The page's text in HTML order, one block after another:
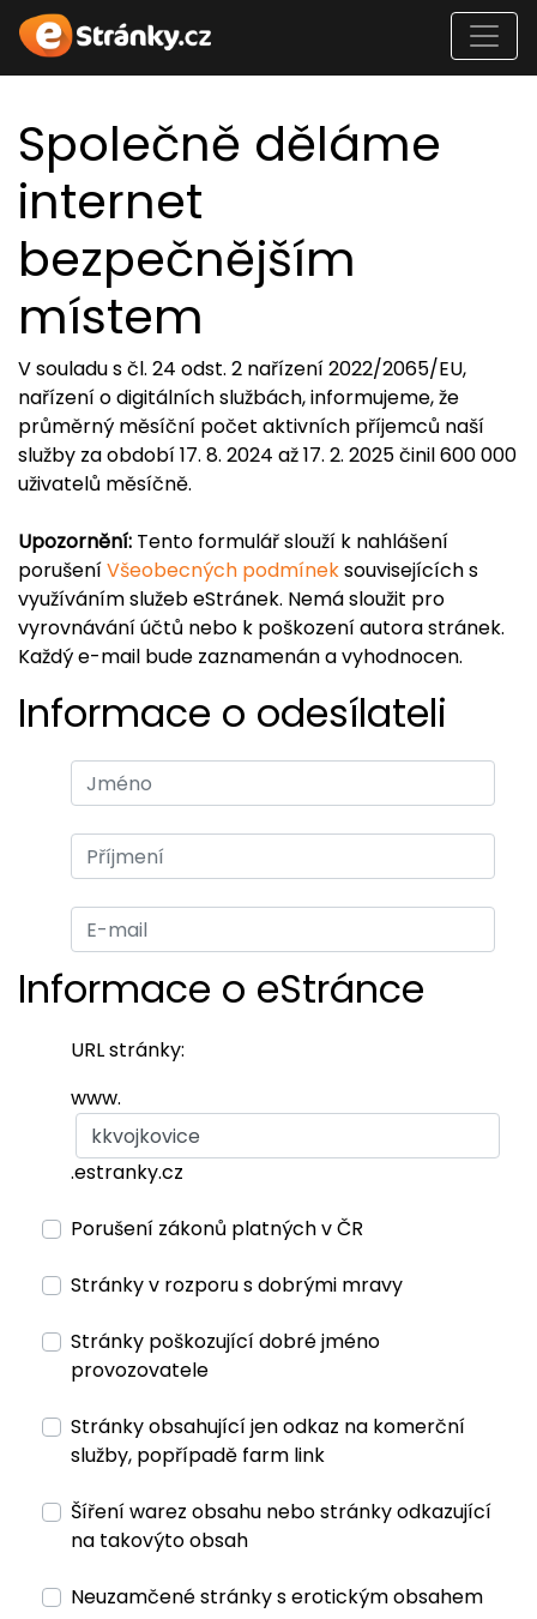
Společně děláme
internet
bezpečnějším
místem
V souladu s čl. 24 odst. 2 nařízení 2022/2065/EU,
nařízení o digitálních službách, informujeme, že
průměrný měsíční počet aktivních příjemců naší
služby za období 17. 8. 2024 až 17. 2. 2025 činil 600 000
uživatelů měsíčně.
Upozornění: Tento formulář slouží k nahlášení
porušeníVšeobecných podmíneksouvisejících s
využíváním služeb eStránek. Nemá sloužit pro
vyrovnávání účtů nebo k poškození autora stránek.
Každý e-mail bude zaznamenán a vyhodnocen.
Informace o odesílateli
Informace o eStránce
URL stránky:
www.
.estranky.cz
Porušení zákonů platných v ČR
Stránky v rozporu s dobrými mravy
Stránky poškozující dobré jméno
provozovatele
Stránky obsahující jen odkaz na komerční
služby, popřípadě farm link
Šíření warez obsahu nebo stránky odkazující
na takovýto obsah
Neuzamčené stránky s erotickým obsahem